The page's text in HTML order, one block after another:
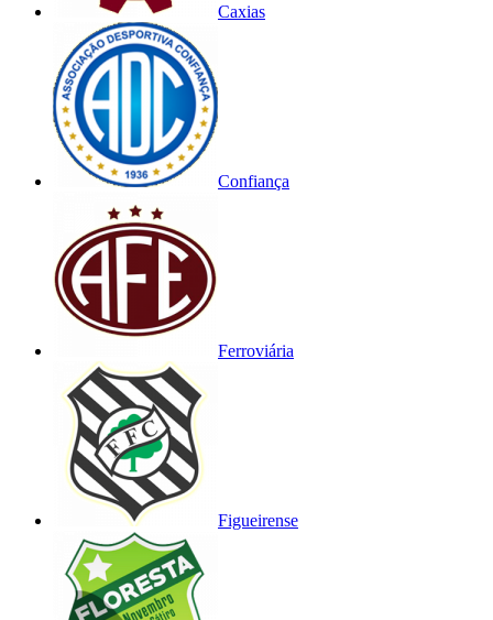
Caxias
Confiança
Ferroviária
Figueirense